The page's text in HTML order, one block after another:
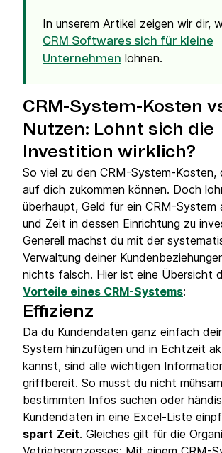
In unserem Artikel zeigen wir dir,
CRM Softwares sich für kleine
Unternehmen lohnen.
CRM-System-Kosten
Nutzen: Lohnt sich die
Investition wirklich?
So viel zu den CRM-System-Kosten,
auf dich zukommen können. Doch
überhaupt, Geld für ein CRM-System
und Zeit in dessen Einrichtung zu
Generell machst du mit der
Verwaltung deiner
nichts falsch. Hier ist eine Übersicht
Vorteile eines CRM-Systems:
Effizienz
Da du Kundendaten ganz einfach
System hinzufügen und in Echtzeit
kannst, sind alle wichtigen
griffbereit. So musst du nicht
bestimmten Infos suchen oder
Kundendaten in eine Excel-Liste
spart Zeit. Gleiches gilt für die